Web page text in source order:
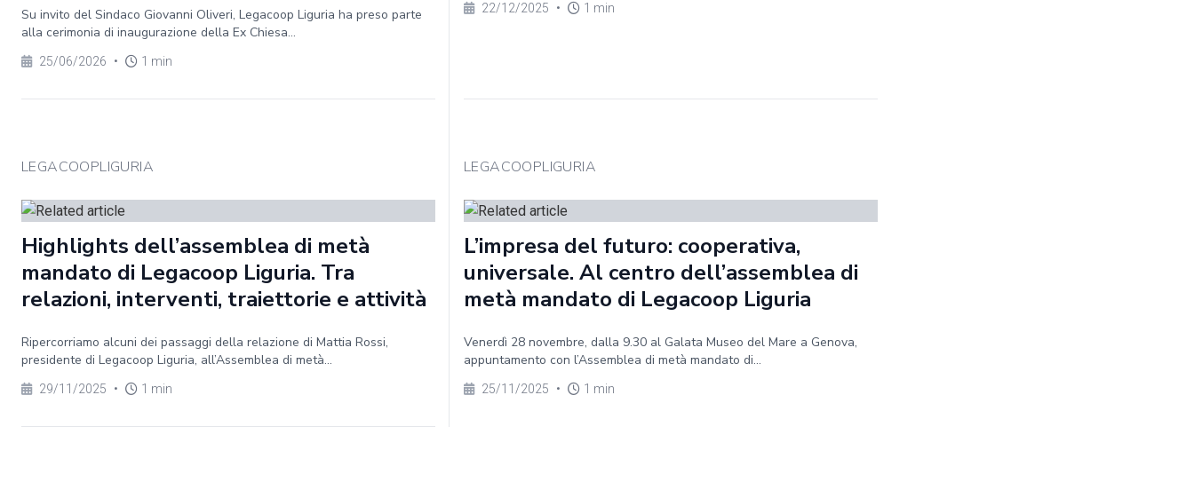
Su invito del Sindaco Giovanni Oliveri, Legacoop Liguria ha preso parte
alla cerimonia di inaugurazione della Ex Chiesa...
25/06/2026 • 1 min
22/12/2025 • 1 min
LEGACOOPLIGURIA
Highlights dell’assemblea di metà
mandato di Legacoop Liguria. Tra
relazioni, interventi, traiettorie e attività
Ripercorriamo alcuni dei passaggi della relazione di Mattia Rossi,
presidente di Legacoop Liguria, all’Assemblea di metà...
29/11/2025 • 1 min
LEGACOOPLIGURIA
L’impresa del futuro: cooperativa,
universale. Al centro dell’assemblea di
metà mandato di Legacoop Liguria
Venerdì 28 novembre, dalla 9.30 al Galata Museo del Mare a Genova,
appuntamento con l’Assemblea di metà mandato di...
25/11/2025 • 1 min